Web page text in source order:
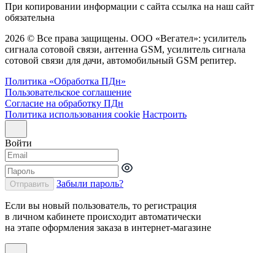
При копировании информации с сайта ссылка на наш сайт
обязательна
2026 © Все права защищены. ООО «Вегател»: усилитель
сигнала сотовой связи, антенна GSM, усилитель сигнала
сотовой связи для дачи, автомобильный GSM репитер.
Политика «Обработка ПДн»
Пользовательское соглашение
Согласие на обработку ПДн
Политика использования cookie Настроить
Войти
Отправить Забыли пароль?
Если вы новый пользователь, то регистрация
в личном кабинете происходит автоматически
на этапе оформления заказа в интернет-магазине